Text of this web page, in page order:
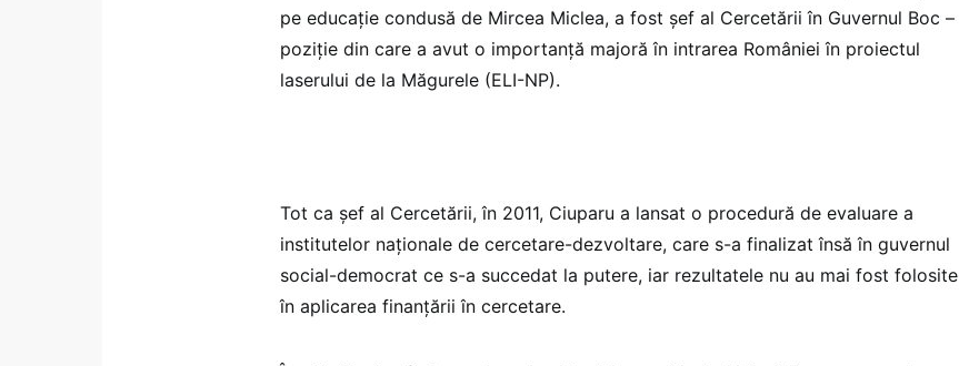
pe educație condusă de Mircea Miclea, a fost șef al Cercetării în Guvernul Boc –
poziție din care a avut o importanță majoră în intrarea României în proiectul
laserului de la Măgurele (ELI-NP).
Tot ca șef al Cercetării, în 2011, Ciuparu a lansat o procedură de evaluare a
institutelor naționale de cercetare-dezvoltare, care s-a finalizat însă în guvernul
social-democrat ce s-a succedat la putere, iar rezultatele nu au mai fost folosite
în aplicarea finanțării în cercetare.